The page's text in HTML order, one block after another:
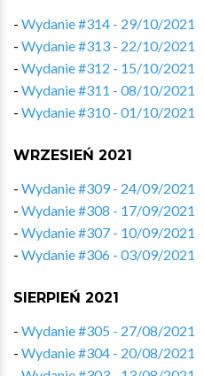
- Wydanie #314 - 29/10/2021
- Wydanie #313 - 22/10/2021
- Wydanie #312 - 15/10/2021
- Wydanie #311 - 08/10/2021
- Wydanie #310 - 01/10/2021
WRZESIEŃ 2021
- Wydanie #309 - 24/09/2021
- Wydanie #308 - 17/09/2021
- Wydanie #307 - 10/09/2021
- Wydanie #306 - 03/09/2021
SIERPIEŃ 2021
- Wydanie #305 - 27/08/2021
- Wydanie #304 - 20/08/2021